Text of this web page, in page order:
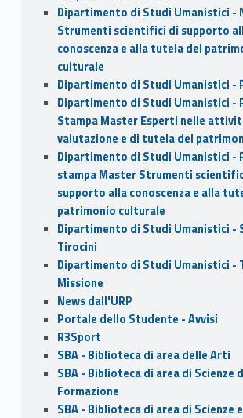
Dipartimento di Studi Umanistici -
Strumenti scientifici di supporto
conoscenza e alla tutela del
culturale
Dipartimento di Studi Umanistici -
Dipartimento di Studi Umanistici -
Stampa Master Esperti nelle
valutazione e di tutela del
Dipartimento di Studi Umanistici -
stampa Master Strumenti
supporto alla conoscenza e alla
patrimonio culturale
Dipartimento di Studi Umanistici -
Tirocini
Dipartimento di Studi Umanistici -
Missione
News dall'URP
Portale dello Studente - Avvisi
R3Sport
SBA - Biblioteca di area delle Arti
SBA - Biblioteca di area di Scienze
Formazione
SBA - Biblioteca di area di Scienze